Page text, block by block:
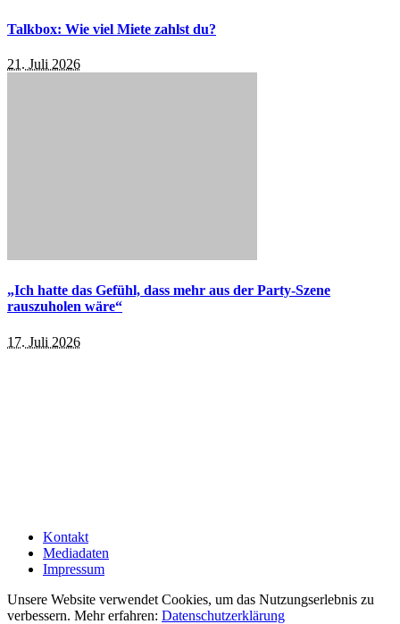
Talkbox: Wie viel Miete zahlst du?
21. Juli 2026
„Ich hatte das Gefühl, dass mehr aus der Party-Szene
rauszuholen wäre“
17. Juli 2026
Kontakt
Mediadaten
Impressum
Unsere Website verwendet Cookies, um das Nutzungserlebnis zu
verbessern. Mehr erfahren: Datenschutzerklärung